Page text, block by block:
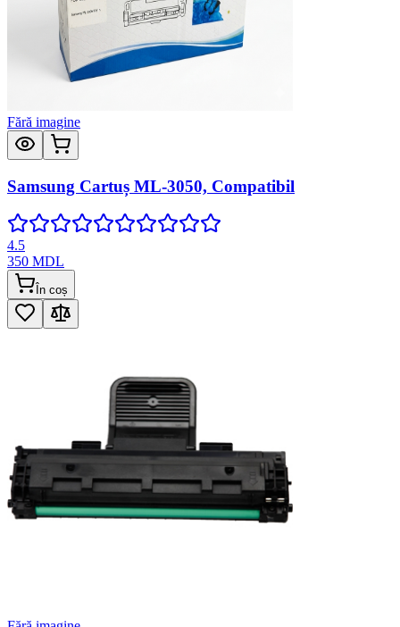
Fără imagine
Samsung Cartuș ML-3050, Compatibil
4.5
350 MDL
În coș